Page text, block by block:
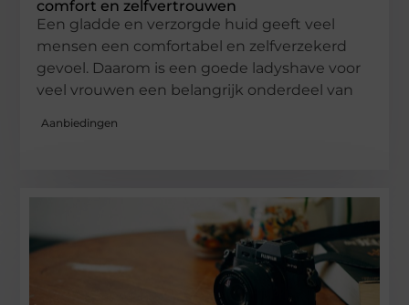
comfort en zelfvertrouwen
Een gladde en verzorgde huid geeft veel
mensen een comfortabel en zelfverzekerd
gevoel. Daarom is een goede ladyshave voor
veel vrouwen een belangrijk onderdeel van
Aanbiedingen